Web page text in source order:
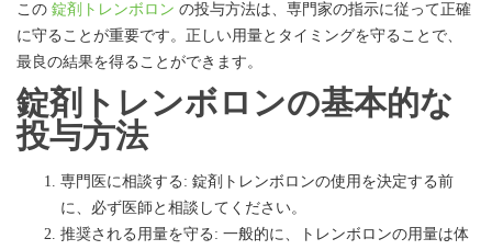
この 錠剤トレンボロン の投与方法は、専門家の指示に従って正確
に守ることが重要です。正しい用量とタイミングを守ることで、
最良の結果を得ることができます。
錠剤トレンボロンの基本的な
投与方法
専門医に相談する: 錠剤トレンボロンの使用を決定する前
に、必ず医師と相談してください。
推奨される用量を守る: 一般的に、トレンボロンの用量は体